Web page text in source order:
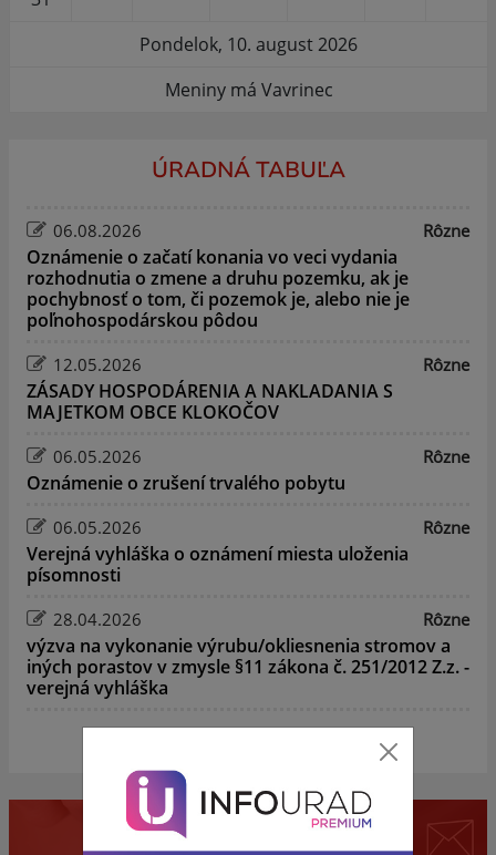
Pondelok, 10. august 2026
Meniny má Vavrinec
ÚRADNÁ TABUĽA
06.08.2026 Rôzne
Oznámenie o začatí konania vo veci vydania
rozhodnutia o zmene a druhu pozemku, ak je
pochybnosť o tom, či pozemok je, alebo nie je
poľnohospodárskou pôdou
12.05.2026 Rôzne
ZÁSADY HOSPODÁRENIA A NAKLADANIA S
MAJETKOM OBCE KLOKOČOV
06.05.2026 Rôzne
Oznámenie o zrušení trvalého pobytu
06.05.2026 Rôzne
Verejná vyhláška o oznámení miesta uloženia
písomnosti
28.04.2026 Rôzne
výzva na vykonanie výrubu/okliesnenia stromov a
iných porastov v zmysle §11 zákona č. 251/2012 Z.z. -
verejná vyhláška